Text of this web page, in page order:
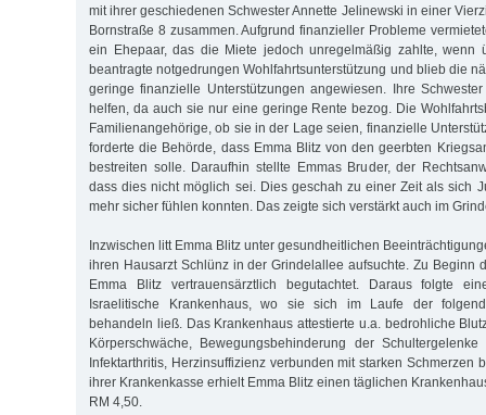
mit ihrer geschiedenen Schwester Annette Jelinewski in einer
Bornstraße 8 zusammen. Aufgrund finanzieller Probleme
ein Ehepaar, das die Miete jedoch unregelmäßig zahlte, wenn
beantragte notgedrungen Wohlfahrtsunterstützung und blieb die
geringe finanzielle Unterstützungen angewiesen. Ihre
helfen, da auch sie nur eine geringe Rente bezog. Die
Familienangehörige, ob sie in der Lage seien, finanzielle
forderte die Behörde, dass Emma Blitz von den geerbten
bestreiten solle. Daraufhin stellte Emmas Bruder, der
dass dies nicht möglich sei. Dies geschah zu einer Zeit als sich
mehr sicher fühlen konnten. Das zeigte sich verstärkt auch im
Inzwischen litt Emma Blitz unter gesundheitlichen
ihren Hausarzt Schlünz in der Grindelallee aufsuchte. Zu Beginn
Emma Blitz vertrauensärztlich begutachtet. Daraus folgte
Israelitische Krankenhaus, wo sie sich im Laufe der
behandeln ließ. Das Krankenhaus attestierte u.a. bedrohliche
Körperschwäche, Bewegungsbehinderung der
Infektarthritis, Herzinsuffizienz verbunden mit starken Schmerzen
ihrer Krankenkasse erhielt Emma Blitz einen täglichen
RM 4,50.